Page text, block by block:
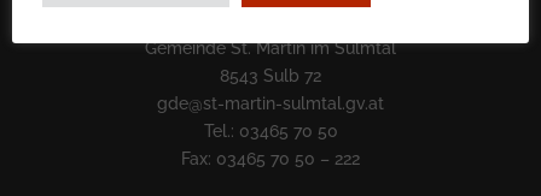
Gemeinde St. Martin im Sulmtal
8543 Sulb 72
gde@st-martin-sulmtal.gv.at
Tel.: 03465 70 50
Fax: 03465 70 50 – 222